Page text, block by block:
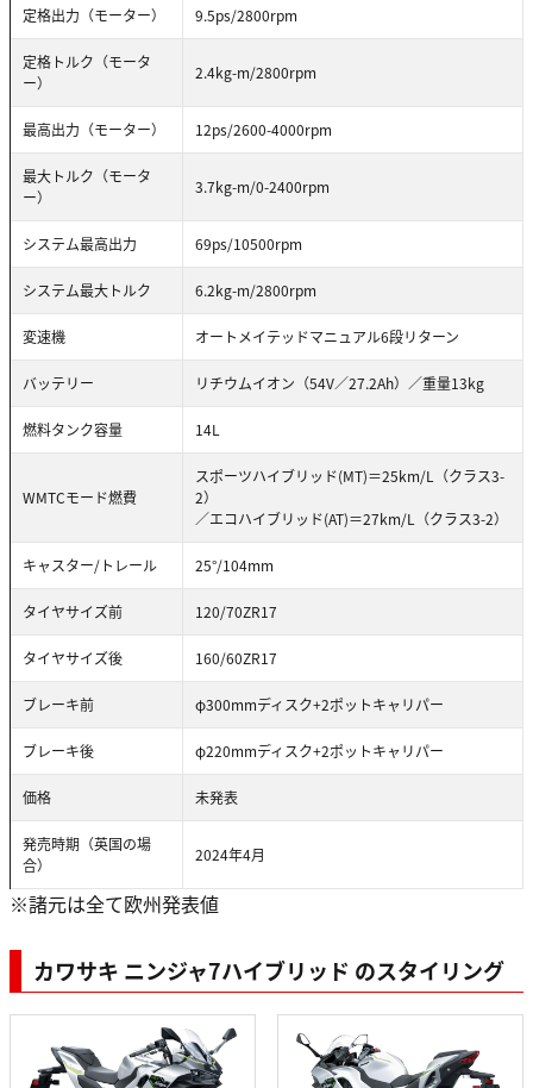
定格出力（モーター） 9.5ps/2800rpm
定格トルク（モータ
ー）
2.4kg-m/2800rpm
最高出力（モーター） 12ps/2600-4000rpm
最大トルク（モータ
ー）
3.7kg-m/0-2400rpm
システム最高出力 69ps/10500rpm
システム最大トルク 6.2kg-m/2800rpm
変速機 オートメイテッドマニュアル6段リターン
バッテリー リチウムイオン（54V／27.2Ah）／重量13kg
燃料タンク容量 14L
WMTCモード燃費
スポーツハイブリッド(MT)＝25km/L（クラス3-
2）
／エコハイブリッド(AT)＝27km/L（クラス3-2）
キャスター/トレール 25°/104mm
タイヤサイズ前 120/70ZR17
タイヤサイズ後 160/60ZR17
ブレーキ前 φ300mmディスク+2ポットキャリパー
ブレーキ後 φ220mmディスク+2ポットキャリパー
価格 未発表
発売時期（英国の場
合）
2024年4月
※諸元は全て欧州発表値
カワサキ ニンジャ7ハイブリッド のスタイリング